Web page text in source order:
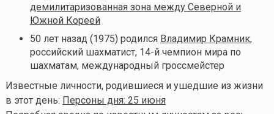
демилитаризованная зона между Северной и
Южной Кореей
50 лет назад (1975) родился Владимир Крамник,
российский шахматист, 14-й чемпион мира по
шахматам, международный гроссмейстер
Известные личности, родившиеся и ушедшие из жизни
в этот день: Персоны дня: 25 июня